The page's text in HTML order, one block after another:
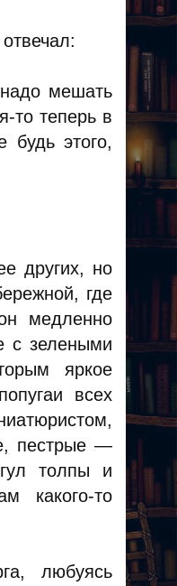
мешать
то теперь в
будь этого,
других, но
где
медленно
с зелеными
яркое
всех
пестрые —
толпы и
какого-то
любуясь